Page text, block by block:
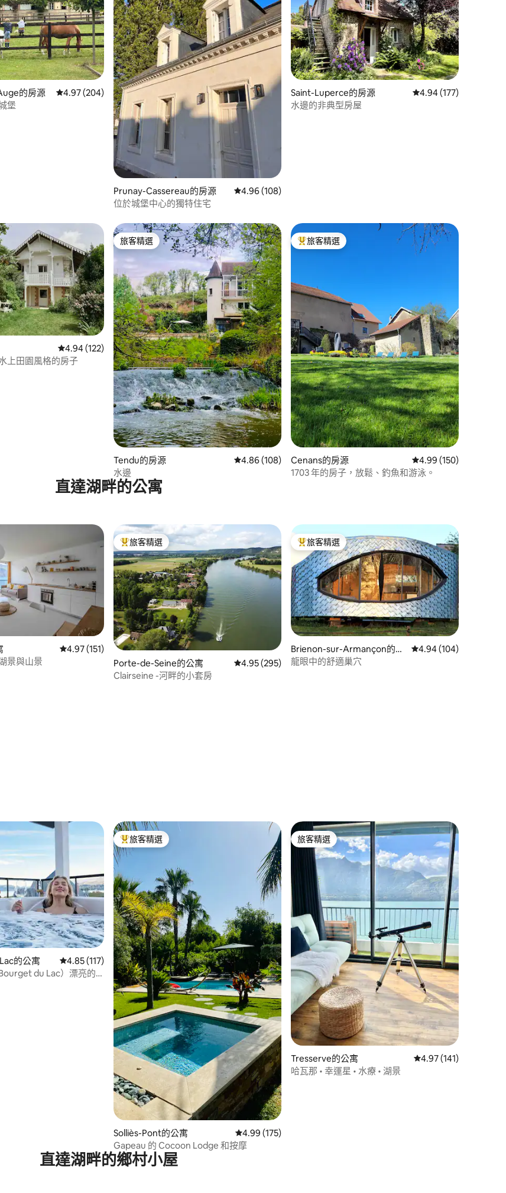
評分（滿分 5 分）
的房源 從 204 則評價中獲得 4.97 的平均評分（滿分 5 分）
4.97 (204)
堡
Prunay-Cassereau的房源 從 108 則評價中獲得 4.96 的平均評分（滿分 5 分）
4.96 (108)
位於城堡中心的獨特住宅
Saint-Luperce的房源 從 177 則評價中獲得
4.94 (177)
水邊的非典型房屋
評分（滿分 5 分）從 122 則評價中獲得 4.94 的平均評分（滿分 5 分）
4.94 (122)
上田園風格的房子
旅客精選
旅客精選
Tendu的房源 從 108 則評價中獲得 4.86 的平均評分（滿分 5 分）
4.86 (108)
水邊
旅客精選榜首
旅客精選
Cenans的房源 從 150 則評價中獲得
4.99 (150)
1703 年的房子，放鬆、釣魚和游泳。
直達湖畔的公寓
評分（滿分 5 分）
從 151 則評價中獲得 4.97 的平均評分（滿分 5 分）
4.97 (151)
景與山景
旅客精選榜首
旅客精選
Porte-de-Seine的公寓 從 295 則評價中獲得 4.95 的平均評分（滿分 5 分）
4.95 (295)
Clairseine -河畔的小套房
旅客精選榜首
旅客精選
Brienon-sur-Armançon的公
寓
從 104 則評價中獲得
4.94 (104)
龍眼中的舒適巢穴
評分（滿分 5 分）
的公寓 從 117 則評價中獲得 4.85 的平均評分（滿分 5 分）
4.85 (117)
du Lac）漂亮的
旅客精選榜首
旅客精選
Solliès-Pont的公寓 從 175 則評價中獲得 4.99 的平均評分（滿分 5 分）
4.99 (175)
Gapeau 的 Cocoon Lodge 和按摩
旅客精選
旅客精選
Tresserve的公寓 從 141 則評價中獲得
4.97 (141)
哈瓦那 • 幸運星 • 水療 • 湖景
直達湖畔的鄉村小屋